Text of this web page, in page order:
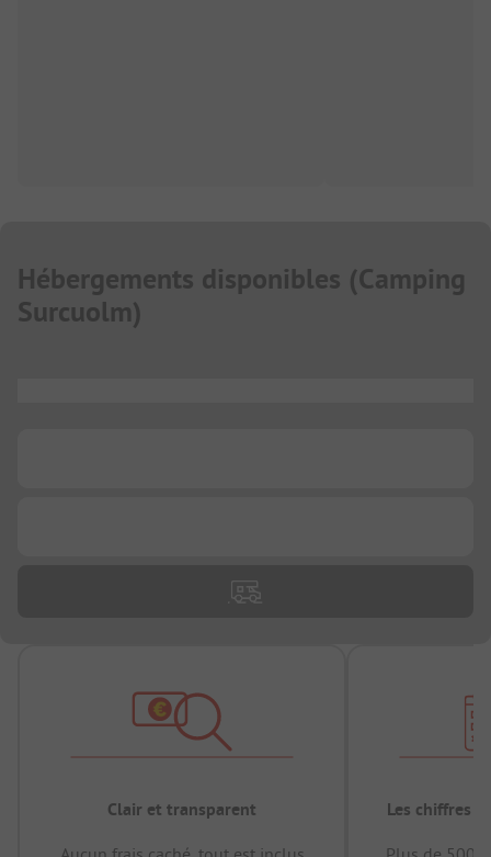
Hébergements disponibles (Camping
Surcuolm)
Clair et transparent Les chiffres